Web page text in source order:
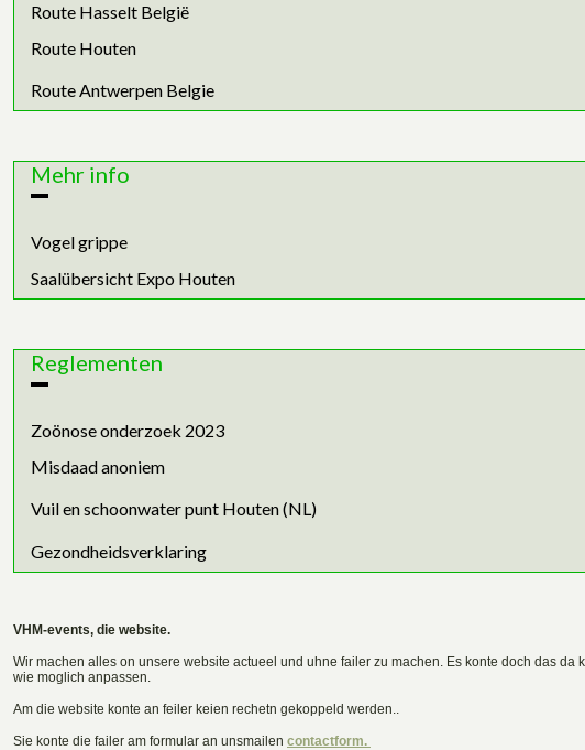
Route Hasselt België
Route Houten
Route Antwerpen Belgie
Mehr info
Vogel grippe
Saalübersicht Expo Houten
Reglementen
Zoönose onderzoek 2023
Misdaad anoniem
Vuil en schoonwater punt Houten (NL)
Gezondheidsverklaring
VHM-events, die website.
Wir machen alles on unsere website actueel und uhne failer zu machen. Es konte doch das
wie moglich anpassen.
Am die website konte an feiler keien rechetn gekoppeld werden..
Sie konte die failer am formular an unsmailen contactform.